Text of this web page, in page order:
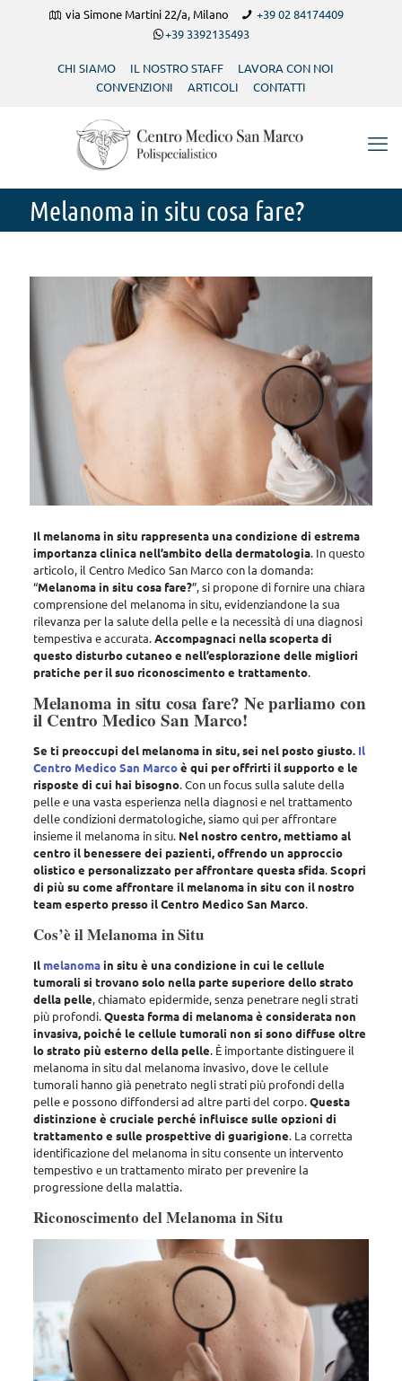
via Simone Martini 22/a, Milano
+39 02 84174409
+39 3392135493
CHI SIAMO IL NOSTRO STAFF
LAVORA CON NOI
CONVENZIONI
ARTICOLI CONTATTI
Melanoma in situ cosa fare?
Il melanoma in situ rappresenta una condizione di estrema
importanza clinica nell’ambito della dermatologia. In questo
articolo, il Centro Medico San Marco con la domanda:
“Melanoma in situ cosa fare?”,si propone di fornire una chiara
comprensione del melanoma in situ, evidenziandone la sua
rilevanza per la salute della pelle e la necessità di una diagnosi
tempestiva e accurata.Accompagnaci nella scoperta di
questo disturbo cutaneo e nell’esplorazione delle migliori
pratiche per il suo riconoscimento e trattamento.
Melanoma in situ cosa fare? Ne parliamo con
il Centro Medico San Marco!
Se ti preoccupi del melanoma in situ, sei nel posto giusto. Il
Centro Medico San Marcoè qui per offrirti il supporto e le
risposte di cui hai bisogno.Con un focus sulla salute della
pelle e una vasta esperienza nella diagnosi e nel trattamento
delle condizioni dermatologiche, siamo qui per affrontare
insieme il melanoma in situ. Nel nostro centro, mettiamo al
centro il benessere dei pazienti, offrendo un approccio
olistico e personalizzato per affrontare questa sfida.Scopri
di più su come affrontare il melanoma in situ con il nostro
team esperto presso il Centro Medico San Marco.
Cos’è il Melanoma in Situ
Ilmelanomain situ è una condizione in cui le cellule
tumorali si trovano solo nella parte superiore dello strato
della pelle, chiamato epidermide,senza penetrare negli strati
più profondi.Questa forma di melanoma è considerata non
invasiva, poiché le cellule tumorali non si sono diffuse oltre
lo strato più esterno della pelle. È importante distinguere il
melanoma in situ dal melanoma invasivo, dove le cellule
tumorali hanno già penetrato negli strati più profondi della
pelle e possono diffondersi ad altre parti del corpo.Questa
distinzione è cruciale perché influisce sulle opzioni di
trattamento e sulle prospettive di guarigione. La corretta
identificazione del melanoma in situ consente un intervento
tempestivo e un trattamento mirato per prevenire la
progressione della malattia.
Riconoscimento del Melanoma in Situ